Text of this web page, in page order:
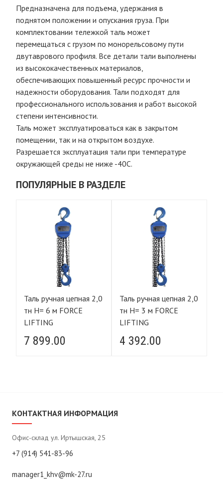
Предназначена для подъема, удержания в
поднятом положении и опускания груза. При
комплектовании тележкой таль может
перемещаться с грузом по монорельсовому пути
двутаврового профиля. Все детали тали выполнены
из высококачественных материалов,
обеспечивающих повышенный ресурс прочности и
надежности оборудования. Тали подходят для
профессионального использования и работ высокой
степени интенсивности.
Таль может эксплуатироваться как в закрытом
помещении, так и на открытом воздухе.
Разрешается эксплуатация тали при температуре
окружающей среды не ниже -40С.
ПОПУЛЯРНЫЕ В РАЗДЕЛЕ
Таль ручная цепная 2,0
тн Н= 6 м FORCE
LIFTING
7 899.00
Таль ручная цепная 2,0
тн Н= 3 м FORCE
LIFTING
4 392.00
КОНТАКТНАЯ ИНФОРМАЦИЯ
Офис-склад ул. Иртышская, 25
+7 (914) 541-83-96
manager1_khv@mk-27.ru